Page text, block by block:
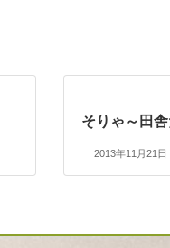
そりゃ～田
2013年11月21日